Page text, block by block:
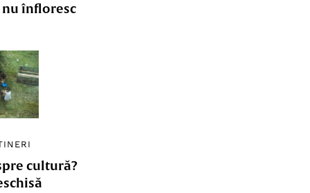
nu înfloresc
cultură?